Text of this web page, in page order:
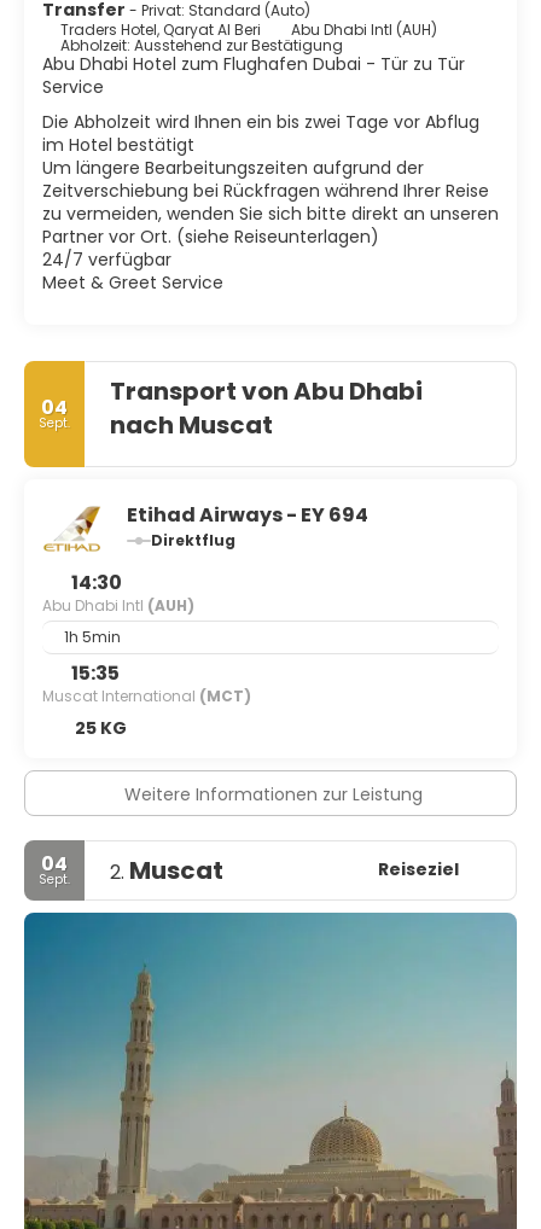
Transfer - Privat: Standard (Auto)
Traders Hotel, Qaryat Al Beri
Abu Dhabi Intl (AUH)
Abholzeit: Ausstehend zur Bestätigung
Abu Dhabi Hotel zum Flughafen Dubai - Tür zu Tür
Service
Die Abholzeit wird Ihnen ein bis zwei Tage vor Abflug
im Hotel bestätigt
Um längere Bearbeitungszeiten aufgrund der
Zeitverschiebung bei Rückfragen während Ihrer Reise
zu vermeiden, wenden Sie sich bitte direkt an unseren
Partner vor Ort. (siehe Reiseunterlagen)
24/7 verfügbar
Meet & Greet Service
04
Sept.
Transport von Abu Dhabi
nach Muscat
Etihad Airways - EY 694
Direktflug
14:30
Abu Dhabi Intl (AUH)
1h 5min
15:35
Muscat International (MCT)
25 KG
Weitere Informationen zur Leistung
04
Sept. 2. Muscat Reiseziel